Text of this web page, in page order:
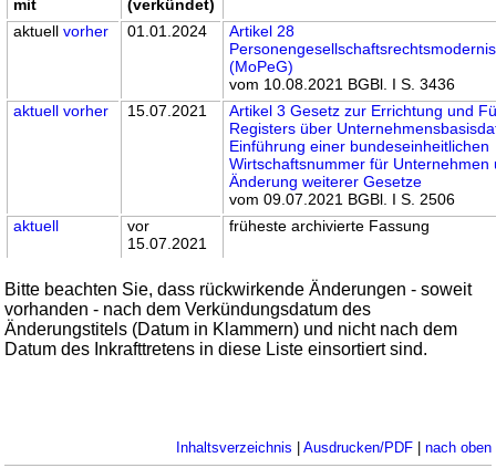
mit
(verkündet)
aktuellvorher 01.01.2024
Artikel 28
(MoPeG)
vom 10.08.2021 BGBl. I S. 3436
aktuell vorher 15.07.2021
Artikel 3 Gesetz zur Errichtung und
Registers über
Einführung einer bundeseinheitlichen
Wirtschaftsnummer für Unternehmen
Änderung weiterer Gesetze
vom 09.07.2021 BGBl. I S. 2506
aktuell
vor
15.07.2021
früheste archivierte Fassung
Bitte beachten Sie, dass rückwirkende Änderungen - soweit
vorhanden - nach dem Verkündungsdatum des
Änderungstitels (Datum in Klammern) und nicht nach dem
Datum des Inkrafttretens in diese Liste einsortiert sind.
Inhaltsverzeichnis | Ausdrucken/PDF| nach oben